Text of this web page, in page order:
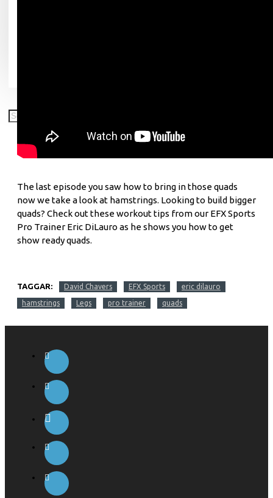
The last episode you saw how to bring in those quads
now we take a look at hamstrings. Looking to build bigger
quads? Check out these workout tips from our EFX Sports
Pro Trainer Eric DiLauro as he shows you how to get
show ready quads.
TAGGAR: David Chavers EFX Sports eric dilauro
hamstrings Legs pro trainer quads